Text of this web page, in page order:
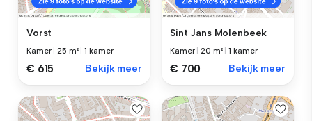
Vorst
Kamer 25 m² |1 kamer
€ 615 Bekijk meer
Sint Jans Molenbeek
Kamer 20 m² |1 kamer
€ 700 Bekijk meer